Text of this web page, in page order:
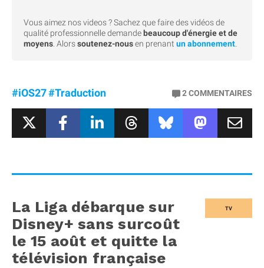
Vous aimez nos videos ? Sachez que faire des vidéos de
qualité professionnelle demande beaucoup d'énergie et de
moyens. Alorssoutenez-nousen prenant un abonnement.
#iOS27#Traduction 2COMMENTAIRES
TV
La Liga débarque sur
Disney+ sans surcoût
le 15 août et quitte la
télévision française